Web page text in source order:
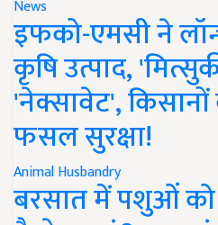
News
इफको-एमसी ने
कृषि उत्पाद,
'नेक्सावेट', किसानों
फसल सुरक्षा!
Animal Husbandry
बरसात में पशुओं को